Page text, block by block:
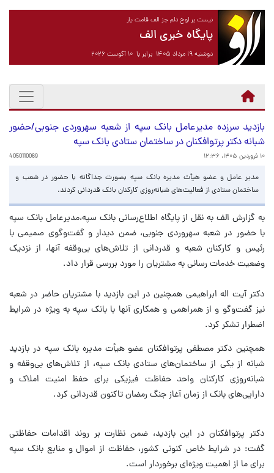
نیست بر لوح دلم جز الف قامت یار
پایگاه خبری الف
دوشنبه ۱۹ مرداد ۱۴۰۵ برابر با ۱۰ آگوست ۲۰۲۶
بازدید سرزده مدیرعامل بانک سپه از شعبه سهروردی جنوبی/حضور
شبانه دکتر پرتوافکنان در ساختمان‌ ستادی بانک سپه
۱۰ فروردین ۱۴۰۵، ۱۲:۳۶ 4050110069
مدیر عامل و عضو هیأت مدیره بانک سپه بصورت جداگانه با حضور در شعب و
ساختمان ستادی از فعالیت‌های شبانه‌روزی کارکنان بانک قدردانی کردند.
به گزارش الف به نقل از پایگاه اطلاع‌رسانی بانک سپه،مدیرعامل بانک سپه
با حضور در شعبه سهروردی جنوبی، ضمن دیدار و گفت‌وگوی صمیمی با
رئیس و کارکنان شعبه و قدردانی از تلاش‌های بی‌وقفه آنها، از نزدیک
وضعیت خدمات رسانی به مشتریان را مورد بررسی قرار داد.
دکتر آیت اله ابراهیمی همچنین در این بازدید با مشتریان حاضر در شعبه
نیز گفت‌وگو و از همراهمی و همکاری آنها با بانک سپه به ویژه در شرایط
اضطرار تشکر کرد.
همچنین دکتر مصطفی پرتوافکنان عضو هیأت مدیره بانک سپه در بازدید
شبانه از یکی از ساختمان‌های ستادی بانک سپه، از تلاش‌های بی‌وقفه و
شبانه‌روزی کارکنان واحد حفاظت فیزیکی برای حفظ امنیت املاک و
دارایی‌های بانک از زمان آغاز جنگ رمضان تاکنون قدردانی کرد.
️دکتر پرتوافکنان در این بازدید، ضمن نظارت بر روند اقدامات حفاظتی
گفت: در شرایط خاص کنونی کشور، حفاظت از اموال و منابع بانک سپه
برای ما از اهمیت ویژه‌ای برخوردار است.